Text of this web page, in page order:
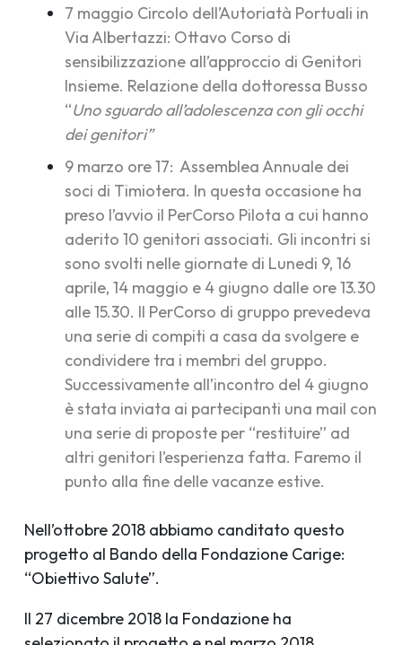
7 maggio Circolo dell’Autoriatà Portuali in
Via Albertazzi: Ottavo Corso di
sensibilizzazione all’approccio di Genitori
Insieme. Relazione della dottoressa Busso
“Uno sguardo all’adolescenza con gli occhi
dei genitori”
9 marzo ore 17: Assemblea Annuale dei
soci di Timiotera. In questa occasione ha
preso l’avvio il PerCorso Pilota a cui hanno
aderito 10 genitori associati. Gli incontri si
sono svolti nelle giornate di Lunedi 9, 16
aprile, 14 maggio e 4 giugno dalle ore 13.30
alle 15.30. Il PerCorso di gruppo prevedeva
una serie di compiti a casa da svolgere e
condividere tra i membri del gruppo.
Successivamente all’incontro del 4 giugno
è stata inviata ai partecipanti una mail con
una serie di proposte per “restituire” ad
altri genitori l’esperienza fatta. Faremo il
punto alla fine delle vacanze estive.
Nell’ottobre 2018 abbiamo canditato questo
progetto al Bando della Fondazione Carige:
“Obiettivo Salute”.
Il 27 dicembre 2018 la Fondazione ha